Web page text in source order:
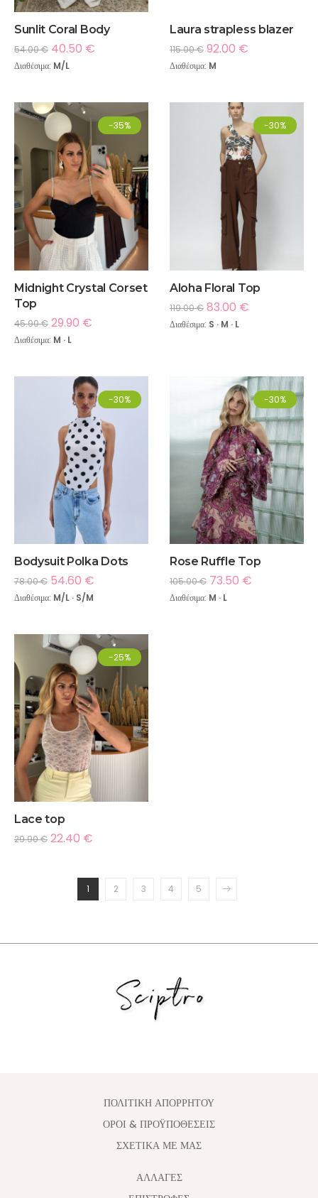
Sunlit Coral Body
54.00€ 40.50 €
Διαθέσιμα: M/L
Laura strapless blazer
115.00€ 92.00 €
Διαθέσιμα: M
-35%
Midnight Crystal Corset
Top
45.90€ 29.90 €
Διαθέσιμα: M · L
-30%
Aloha Floral Top
119.00€ 83.00 €
Διαθέσιμα: S · M · L
-30%
Bodysuit Polka Dots
78.00€ 54.60 €
Διαθέσιμα: M/L · S/M
-30%
Rose Ruffle Top
105.00€ 73.50 €
Διαθέσιμα: M · L
-25%
Lace top
29.90€ 22.40 €
1 2 3 4 5
ΠΟΛΙΤΙΚΗ ΑΠΟΡΡΗΤΟΥ
ΟΡΟΙ & ΠΡΟΫΠΟΘΕΣΕΙΣ
ΣΧΕΤΙΚΑ ΜΕ ΜΑΣ
ΑΛΛΑΓΈΣ